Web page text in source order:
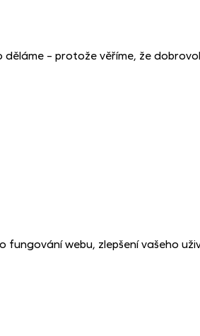
– protože věříme, že
webu, zlepšení vašeho